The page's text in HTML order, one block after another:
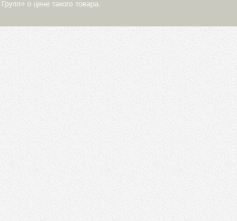
о цене такого товара.